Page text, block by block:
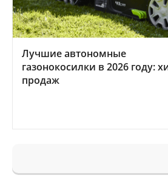
Лучшие автономные
газонокосилки в 2026 году:
продаж